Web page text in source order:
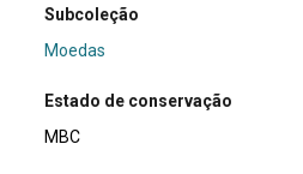
Subcoleção
Moedas
Estado de conservação
MBC